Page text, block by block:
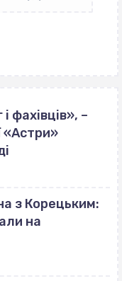
фахівців», –
«Астри»
з Корецьким:
на